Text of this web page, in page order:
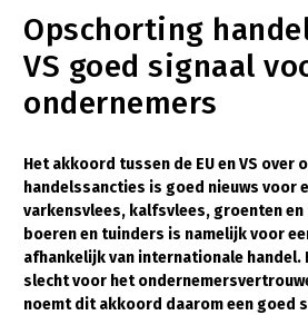
Goed eten
Mooi groen
Sterk ondernemerschap
Transitiepaden
Thema’s
Gezonde planten
Gezonde dieren
Opschorting
VS goed signaal
ondernemers
Het akkoord tussen de EU en VS over
handelssancties is goed nieuws voor
varkensvlees, kalfsvlees, groenten
boeren en tuinders is namelijk voor
afhankelijk van internationale
slecht voor het
noemt dit akkoord daarom een goed